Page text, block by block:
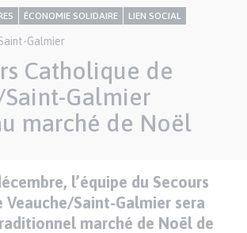
ÉCONOMIE SOLIDAIRE LIEN SOCIAL
Galmier
Catholique de
Galmier
marché de Noël
l’équipe du Secours
Veauche/Saint-Galmier sera
marché de Noël de